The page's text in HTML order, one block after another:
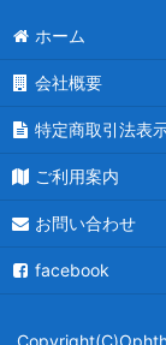
ホーム
会社概要
特定商取引法表
ご利用案内
お問い合わせ
facebook